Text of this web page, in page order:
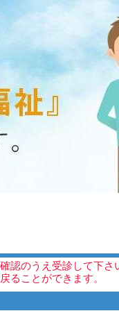
認のうえ受診して下さ
ることができます。